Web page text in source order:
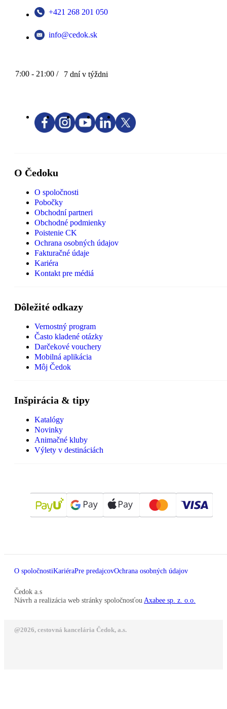
+421 268 201 050
info@cedok.sk
7:00 - 21:00 / 7 dní v týždni
O Čedoku
O spoločnosti
Pobočky
Obchodní partneri
Obchodné podmienky
Poistenie CK
Ochrana osobných údajov
Fakturačné údaje
Kariéra
Kontakt pre médiá
Dôležité odkazy
Vernostný program
Často kladené otázky
Darčekové vouchery
Mobilná aplikácia
Môj Čedok
Inšpirácia & tipy
Katalógy
Novinky
Animačné kluby
Výlety v destináciách
O spoločnostiKariéraPre predajcovOchrana osobných údajov
Čedok a.s
Návrh a realizácia web stránky spoločnosťou Axabee sp. z. o.o.
@2026, cestovná kancelária Čedok, a.s.